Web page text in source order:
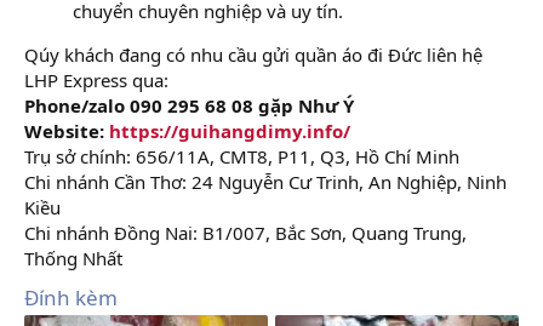
chuyển chuyên nghiệp và uy tín.
Qúy khách đang có nhu cầu gửi quần áo đi Đức liên hệ
LHP Express qua:
Phone/zalo 090 295 68 08 gặp Như Ý
Website: https://guihangdimy.info/
Trụ sở chính: 656/11A, CMT8, P11, Q3, Hồ Chí Minh
Chi nhánh Cần Thơ: 24 Nguyễn Cư Trinh, An Nghiệp, Ninh
Kiều
Chi nhánh Đồng Nai: B1/007, Bắc Sơn, Quang Trung,
Thống Nhất
Đính kèm